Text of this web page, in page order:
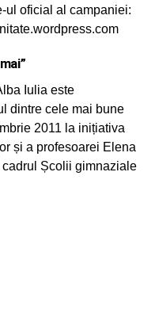
ul oficial al campaniei:
Iulia este
dintre cele mai bune
2011 la inițiativa
și a profesoarei Elena
Școlii gimnaziale